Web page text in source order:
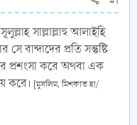
সাল্লাল্লাহু আলাইহি
বান্দাদের প্রতি সন্তুষ্টি
প্রশংসা করে অথবা এক
করে। [মুসলিম, মিশকাত হা/